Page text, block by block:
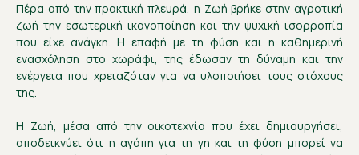
Πέρα από την πρακτική πλευρά, η Ζωή βρήκε στην αγροτική
ζωή την εσωτερική ικανοποίηση και την ψυχική ισορροπία
που είχε ανάγκη. Η επαφή με τη φύση και η καθημερινή
ενασχόληση στο χωράφι, της έδωσαν τη δύναμη και την
ενέργεια που χρειαζόταν για να υλοποιήσει τους στόχους
της.
Η Ζωή, μέσα από την οικοτεχνία που έχει δημιουργήσει,
αποδεικνύει ότι η αγάπη για τη γη και τη φύση μπορεί να